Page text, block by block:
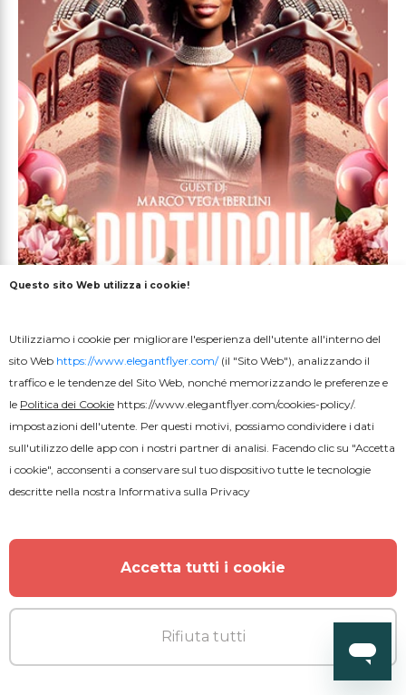
Gratuito
Volantino animato per festa di
compleanno
Questo sito Web utilizza i cookie!
Utilizziamo i cookie per migliorare l'esperienza dell'utente all'interno del
sito Web https://www.elegantflyer.com/(il "Sito Web"), analizzando il
traffico e le tendenze del Sito Web, nonché memorizzando le preferenze e
le Politica dei Cookie https://www.elegantflyer.com/cookies-policy/.
impostazioni dell'utente. Per questi motivi, possiamo condividere i dati
sull'utilizzo delle app con i nostri partner di analisi. Facendo clic su "Accetta
i cookie", acconsenti a conservare sul tuo dispositivo tutte le tecnologie
descritte nella nostra Informativa sulla Privacy
Accetta tutti i cookie
Rifiuta tutti